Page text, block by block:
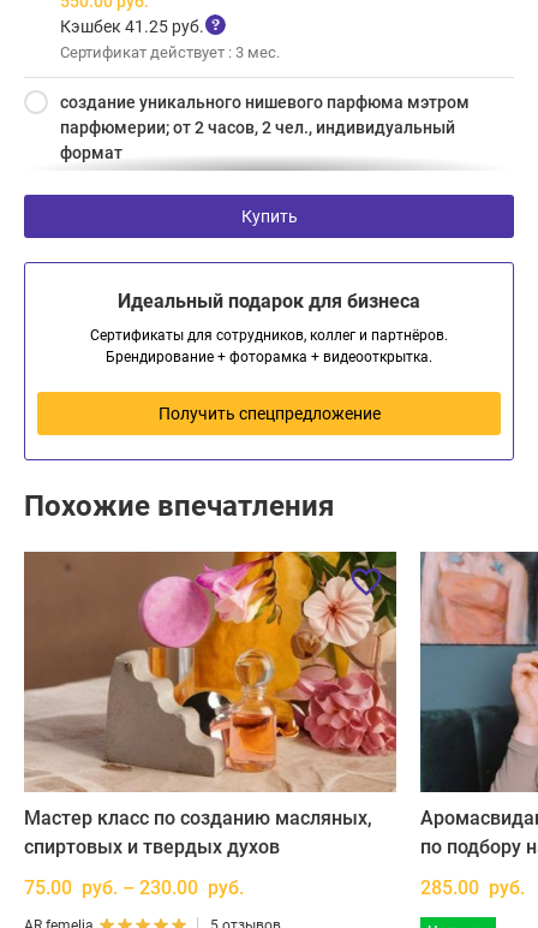
Кэшбек 41.25 руб.
Сертификат действует : 3 мес.
создание уникального нишевого парфюма мэтром
парфюмерии; от 2 часов, 2 чел., индивидуальный
формат
Сертификат действует : 3 мес.
Купить
Идеальный подарок для бизнеса
Сертификаты для сотрудников, коллег и партнёров.
Брендирование + фоторамка + видеооткрытка.
Получить спецпредложение
Похожие впечатления
Мастер класс по созданию масляных,
спиртовых и твердых духов
75.00 руб. – 230.00 руб.
по подбору
285.00 руб.